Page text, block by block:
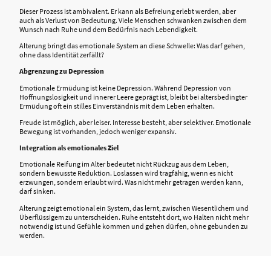
Dieser Prozess ist ambivalent. Er kann als Befreiung erlebt werden, aber
auch als Verlust von Bedeutung. Viele Menschen schwanken zwischen dem
Wunsch nach Ruhe und dem Bedürfnis nach Lebendigkeit.
Alterung bringt das emotionale System an diese Schwelle: Was darf gehen,
ohne dass Identität zerfällt?
Abgrenzung zu Depression
Emotionale Ermüdung ist keine Depression. Während Depression von
Hoffnungslosigkeit und innerer Leere geprägt ist, bleibt bei altersbedingter
Ermüdung oft ein stilles Einverständnis mit dem Leben erhalten.
Freude ist möglich, aber leiser. Interesse besteht, aber selektiver. Emotionale
Bewegung ist vorhanden, jedoch weniger expansiv.
Integration als emotionales Ziel
Emotionale Reifung im Alter bedeutet nicht Rückzug aus dem Leben,
sondern bewusste Reduktion. Loslassen wird tragfähig, wenn es nicht
erzwungen, sondern erlaubt wird. Was nicht mehr getragen werden kann,
darf sinken.
Alterung zeigt emotional ein System, das lernt, zwischen Wesentlichem und
Überflüssigem zu unterscheiden. Ruhe entsteht dort, wo Halten nicht mehr
notwendig ist und Gefühle kommen und gehen dürfen, ohne gebunden zu
werden.